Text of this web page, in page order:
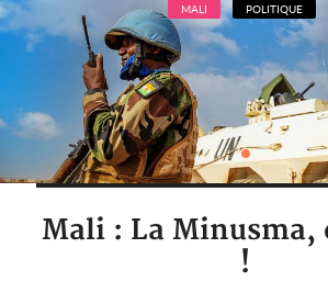
MALI POLITIQUE
Mali : La
!